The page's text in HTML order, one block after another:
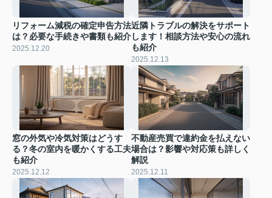
リフォーム減税の確定申告方法
は？必要な手続きや書類も紹介
2025.12.20
近隣トラブルの解決をサポート
します！相談方法や安心の流れ
も紹介
2025.12.13
窓の外気や冷気対策はどうす
る？冬の室内を暖かくする工夫
も紹介
2025.12.12
不動産売買で違約金を払えない
場合は？影響や対応策も詳しく
解説
2025.12.11